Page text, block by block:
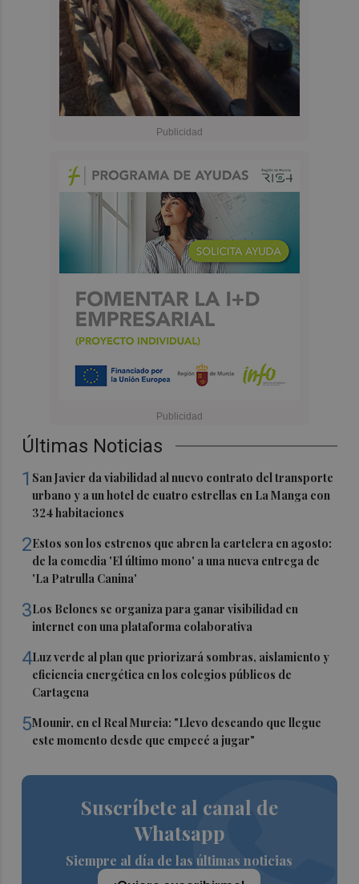
Últimas Noticias
1 San Javier da viabilidad al nuevo contrato del transporte
urbano y a un hotel de cuatro estrellas en La Manga con
324 habitaciones
2Estos son los estrenos que abren la cartelera en agosto:
de la comedia 'El último mono' a una nueva entrega de
'La Patrulla Canina'
3Los Belones se organiza para ganar visibilidad en
internet con una plataforma colaborativa
4Luz verde al plan que priorizará sombras, aislamiento y
eficiencia energética en los colegios públicos de
Cartagena
5Mounir, en el Real Murcia: "Llevo deseando que llegue
este momento desde que empecé a jugar"
Suscríbete al canal de
Whatsapp
Siempre al día de las últimas noticias